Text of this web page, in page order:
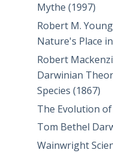
Mythe (1997)
Robert M.
Nature's Place
Robert
Darwinian
Species (1867)
The Evolution
Tom Bethel
Wainwright